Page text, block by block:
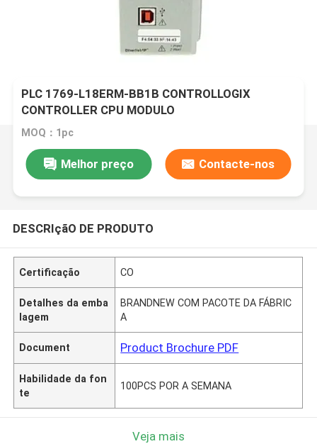
PLC 1769-L18ERM-BB1B CONTROLLOGIX
CONTROLLER CPU MODULO
MOQ：1pc
Melhor preço Contacte-nos
DESCRIçãO DE PRODUTO
Certificação CO
Detalhes da emba
lagem
BRANDNEW COM PACOTE DA FÁBRIC
A
Document Product Brochure PDF
Habilidade da fon
te
100PCS POR A SEMANA
Veja mais